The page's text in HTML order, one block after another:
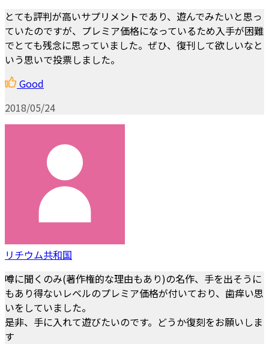
とても評判が高いサプリメントであり、遊んでみたいと思っ
ていたのですが、プレミア価格になっているため入手が困難
でとても残念に思っていました。ぜひ、復刊して欲しいなと
いう思いで投票しました。
Good
2018/05/24
リチウム共和国
噂に聞くのみ(著作権的な理由もあり)の名作、手を出そうに
もあり得ないレベルのプレミア価格が付いており、歯痒い思
いをしていました。
是非、手に入れて遊びたいのです。どうか復刻をお願いしま
す